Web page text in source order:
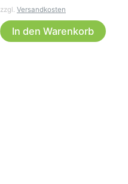
war:
ist:
zzgl. Versandkosten
In den Warenkorb